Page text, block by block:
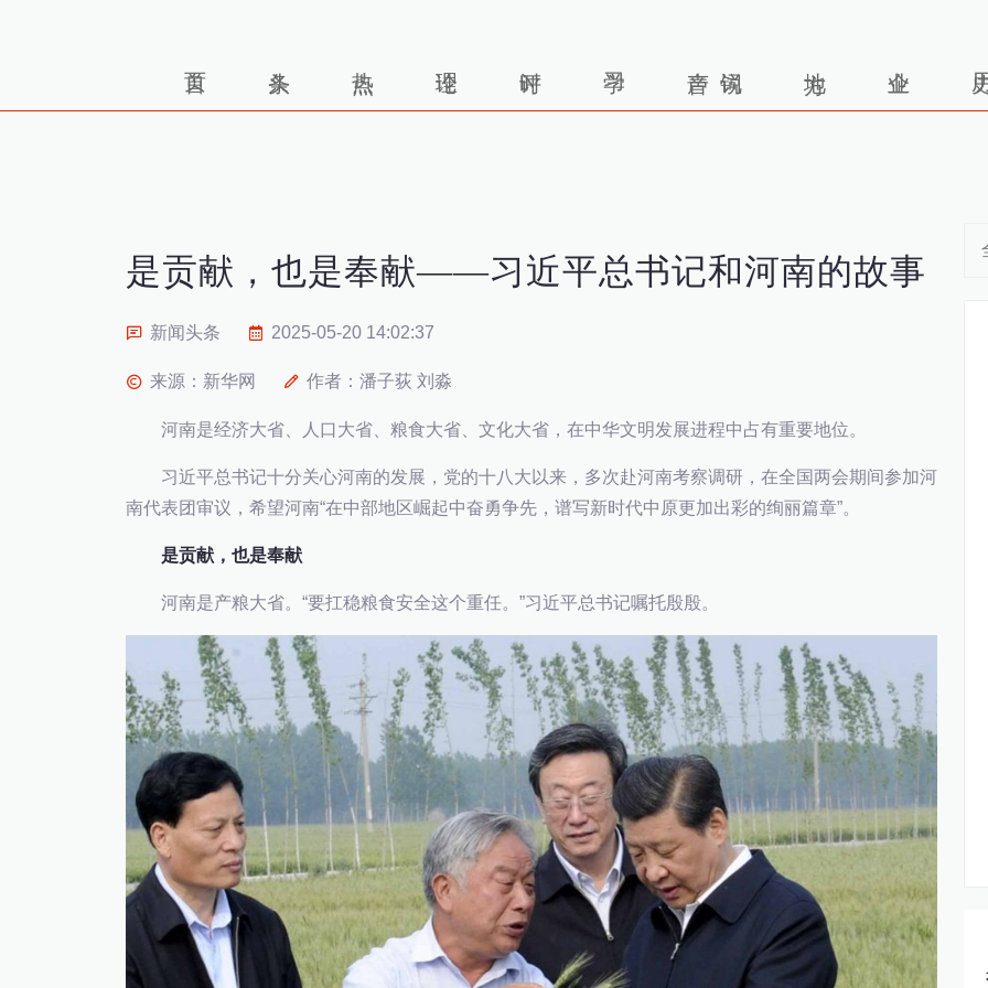
是贡献，也是奉献——习近平总书记和河南的故事
新闻头条 2025-05-20 14:02:37
来源：新华网 作者：潘子荻 刘淼
河南是经济大省、人口大省、粮食大省、文化大省，在中华文明发展进程中占有重要地位。
习近平总书记十分关心河南的发展，党的十八大以来，多次赴河南考察调研，在全国两会期间参加河
南代表团审议，希望河南“在中部地区崛起中奋勇争先，谱写新时代中原更加出彩的绚丽篇章”。
是贡献，也是奉献
河南是产粮大省。“要扛稳粮食安全这个重任。”习近平总书记嘱托殷殷。